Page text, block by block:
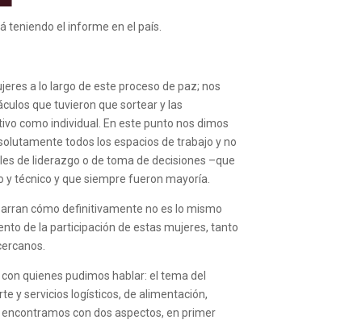
teniendo el informe en el país.
a lo largo de este proceso de paz; nos
que tuvieron que sortear y las
como individual. En este punto nos dimos
todos los espacios de trabajo y no
de liderazgo o de toma de decisiones –que
técnico y que siempre fueron mayoría.
cómo definitivamente no es lo mismo
de la participación de estas mujeres, tanto
quienes pudimos hablar: el tema del
y servicios logísticos, de alimentación,
con dos aspectos, en primer